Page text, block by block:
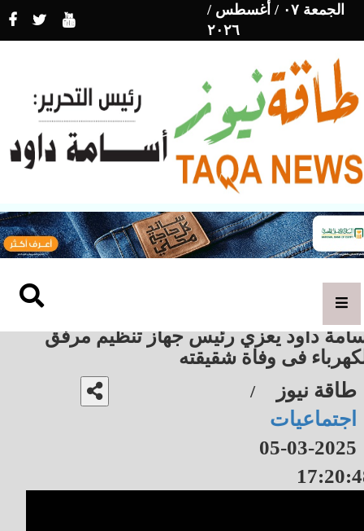
الجمعة ٠٧ / أغسطس /
٢٠٢٦
داود يعزي رئيس جهاز تنظيم مرفق
فى وفاة شقيقته
طاقة نيوز /
اجتماعيات
2025-03-05